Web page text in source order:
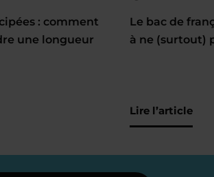
: comment
une longueur
Le bac de
à ne (surtout)
Lire l’article